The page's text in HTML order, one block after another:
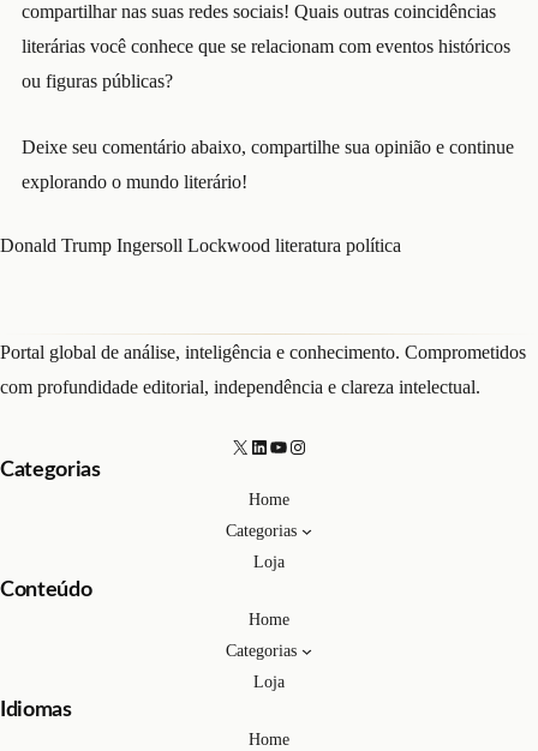
compartilhar nas suas redes sociais! Quais outras coincidências
literárias você conhece que se relacionam com eventos históricos
ou figuras públicas?
Deixe seu comentário abaixo, compartilhe sua opinião e continue
explorando o mundo literário!
Donald Trump Ingersoll Lockwood literatura política
Portal global de análise, inteligência e conhecimento. Comprometidos
com profundidade editorial, independência e clareza intelectual.
X LinkedIn
Youtube
Instagram
Categorias
Home
Categorias
Loja
Conteúdo
Home
Categorias
Loja
Idiomas
Home